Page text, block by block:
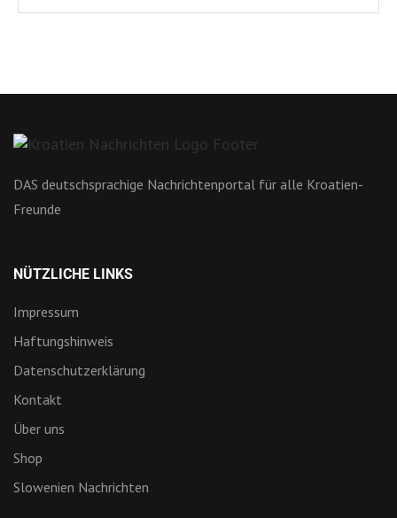
DAS deutschsprachige Nachrichtenportal für alle Kroatien-
Freunde
NÜTZLICHE LINKS
Impressum
Haftungshinweis
Datenschutzerklärung
Kontakt
Über uns
Shop
Slowenien Nachrichten